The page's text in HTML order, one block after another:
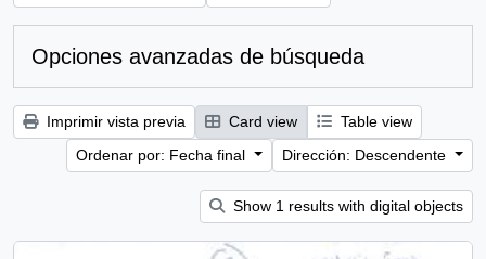
Opciones avanzadas de búsqueda
Imprimir vista previa Card view
Table view
Ordenar por: Fecha final
Dirección: Descendente
Show 1 results with digital objects